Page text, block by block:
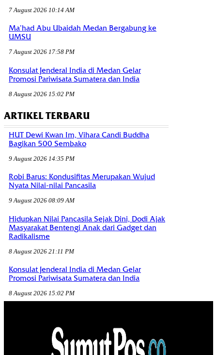
7 August 2026 10:14 AM
Ma’had Abu Ubaidah Medan Bergabung ke
UMSU
7 August 2026 17:58 PM
Konsulat Jenderal India di Medan Gelar
Promosi Pariwisata Sumatera dan India
8 August 2026 15:02 PM
ARTIKEL TERBARU
HUT Dewi Kwan Im, Vihara Candi Buddha
Bagikan 500 Sembako
9 August 2026 14:35 PM
Robi Barus: Kondusifitas Merupakan Wujud
Nyata Nilai-nilai Pancasila
9 August 2026 08:09 AM
Hidupkan Nilai Pancasila Sejak Dini, Dodi Ajak
Masyarakat Bentengi Anak dari Gadget dan
Radikalisme
8 August 2026 21:11 PM
Konsulat Jenderal India di Medan Gelar
Promosi Pariwisata Sumatera dan India
8 August 2026 15:02 PM